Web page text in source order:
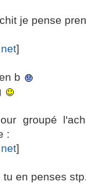
je pense
]
b
groupé
:
]
tu en penses